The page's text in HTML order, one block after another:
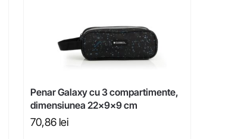
Penar Galaxy cu 3 compartimente,
dimensiunea 22x9x9 cm
70,86 lei